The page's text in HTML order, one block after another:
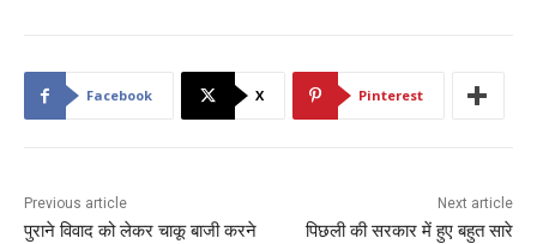
Facebook X Pinterest
Previous article
पुराने विवाद को लेकर चाकू बाजी करने
Next article
पिछली की सरकार में हुए बहुत सारे